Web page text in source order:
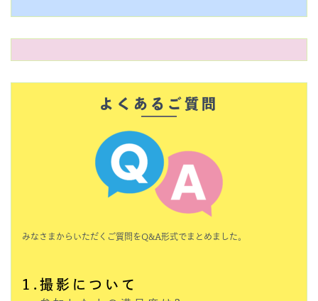
よくあるご質問
みなさまからいただくご質問をQ&A形式でまとめました。
1.撮影について